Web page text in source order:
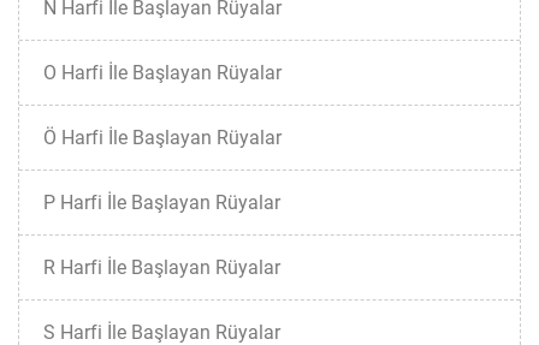
N Harfi İle Başlayan Rüyalar
O Harfi İle Başlayan Rüyalar
Ö Harfi İle Başlayan Rüyalar
P Harfi İle Başlayan Rüyalar
R Harfi İle Başlayan Rüyalar
S Harfi İle Başlayan Rüyalar